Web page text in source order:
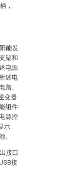
，
能发
架和
电源
述电
路、
变器
组件
源控
示
。
接口
接